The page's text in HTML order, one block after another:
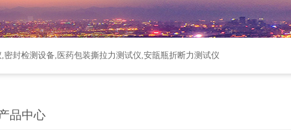
密封检测设备,医药包装撕拉力测试仪,安瓿瓶折断力测试仪
品中心